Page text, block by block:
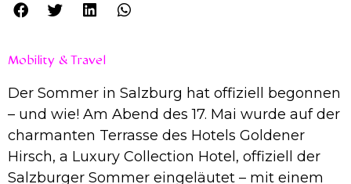
Mobility & Travel
Der Sommer in Salzburg hat offiziell begonnen
– und wie! Am Abend des 17. Mai wurde auf der
charmanten Terrasse des Hotels Goldener
Hirsch, a Luxury Collection Hotel, offiziell der
Salzburger Sommer eingeläutet – mit einem